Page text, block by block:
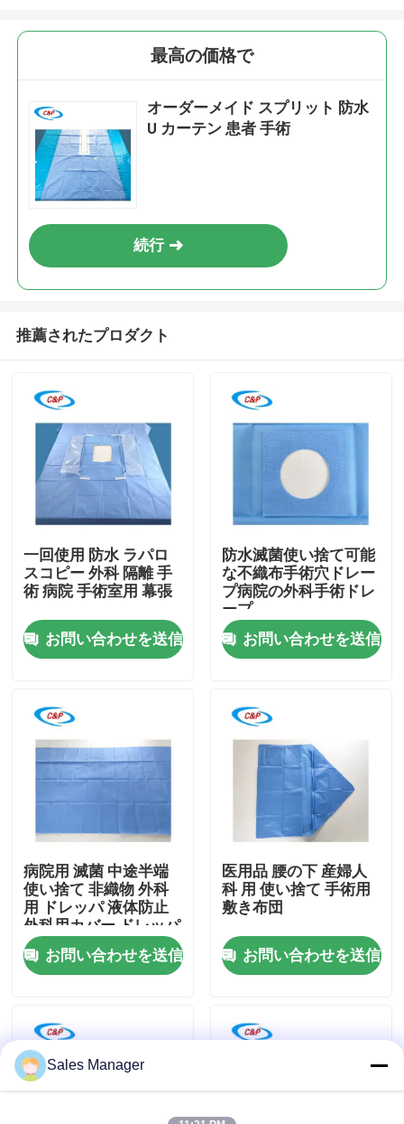
家へ
製品
ビデオ
VRショー
わたしたち に つい て
工場 ツアー
品質管理
ニュース
最高の価格で
オーダーメイド スプリット 防水
U カーテン 患者 手術
続行
推薦されたプロダクト
一回使用 防水 ラパロ
スコピー 外科 隔離 手
術 病院 手術室用 幕張
お問い合わせを送信
防水滅菌使い捨て可能
な不織布手術穴ドレー
プ病院の外科手術ドレ
ープ
お問い合わせを送信
病院用 滅菌 中途半端
使い捨て 非織物 外科
用 ドレッパ 液体防止
外科用カバー ドレッパ
シート
お問い合わせを送信
医用品 腰の下 産婦人
科 用 使い捨て 手術用
敷き布団
お問い合わせを送信
Sales Manager